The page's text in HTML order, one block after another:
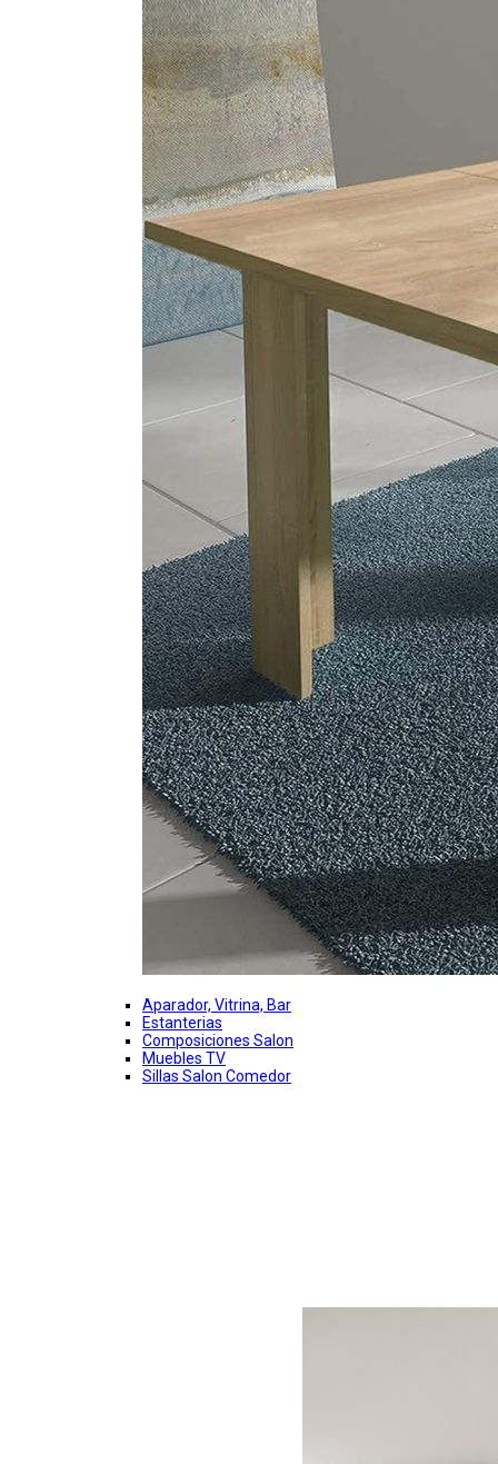
Aparador, Vitrina, Bar
Estanterias
Composiciones Salon
Muebles TV
Sillas Salon Comedor